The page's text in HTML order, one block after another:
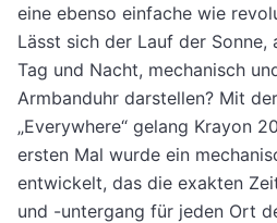
eine ebenso einfache wie
Lässt sich der Lauf der Sonne,
Tag und Nacht, mechanisch
Armbanduhr darstellen? Mit
„Everywhere“ gelang Krayon
ersten Mal wurde ein
entwickelt, das die exakten
und -untergang für jeden Ort